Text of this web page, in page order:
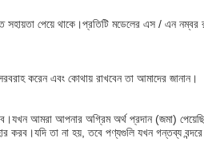
সহায়তা পেয়ে থাকে।প্রতিটি মডেলের এস / এন
করেন এবং কোথায় রাখবেন তা আমাদের জানান।
আমরা আপনার অগ্রিম অর্থ প্রদান (জমা)
করব।যদি তা না হয়, তবে পণ্যগুলি যখন গন্তব্য